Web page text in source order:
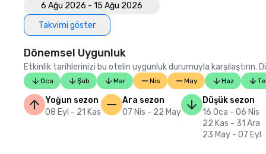
6 Ağu 2026 - 15 Ağu 2026
Takvimi göster
Dönemsel Uygunluk
Etkinlik tarihlerinizi bu otelin uygunluk durumuyla karşılaştırın.
Oca Şub Mar Nis May Haz
Yoğun sezon
08 Eyl - 21 Kas
Ara sezon
07 Nis - 22 May
Düşük sezon
16 Oca - 06 Nis
22 Kas - 31 Ara
23 May - 07 Eyl